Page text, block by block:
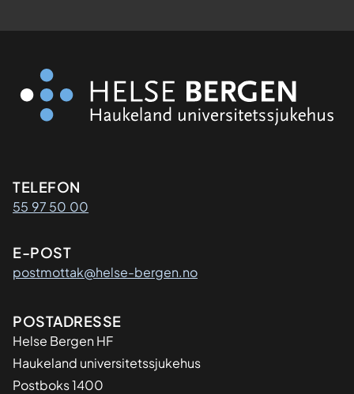
Kontaktinformasjon
TELEFON
55 97 50 00
E-POST
postmottak@helse-bergen.no
Adresse
POSTADRESSE
Helse Bergen HF
Haukeland universitetssjukehus
Postboks 1400